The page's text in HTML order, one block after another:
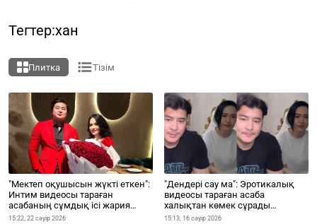
Тегтер:хан
Плитка Тізім
"Мектеп оқушысын жүкті еткен":
Интим видеосы тараған
асабаның сұмдық ісі жария
болды (ВИДЕО)
15:22, 22 сәуір 2026
"Дендері сау ма": Эротикалық
видеосы тараған асаба
халықтан көмек сұрады
(ВИДЕО)
15:13, 16 сәуір 2026